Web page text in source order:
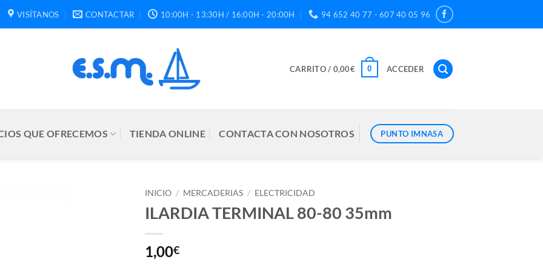
VISÍTANOS CONTACTAR 10:00H - 13:30H / 16:00H - 20:00H 94 652 40 77 - 607 40 05 96
CARRITO / 0,00€ 0 ACCEDER
QUE OFRECEMOS TIENDA ONLINE CONTACTA CON NOSOTROS PUNTO IMNASA
INICIO / MERCADERIAS / ELECTRICIDAD
ILARDIA TERMINAL 80-80 35mm
1,00€